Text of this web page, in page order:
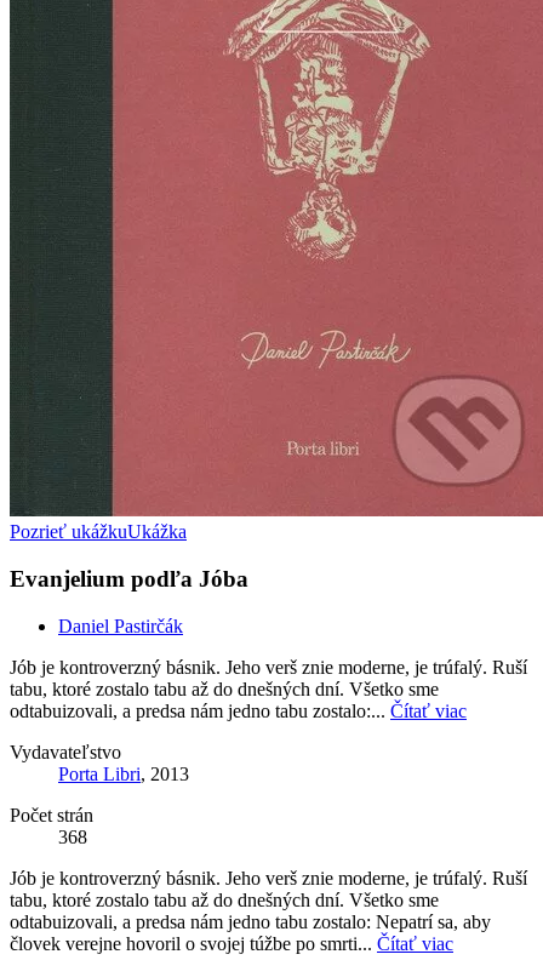
Pozrieť ukážkuUkážka
Evanjelium podľa Jóba
Daniel Pastirčák
Jób je kontroverzný básnik. Jeho verš znie moderne, je trúfalý. Ruší
tabu, ktoré zostalo tabu až do dnešných dní. Všetko sme
odtabuizovali, a predsa nám jedno tabu zostalo:... Čítať viac
Vydavateľstvo
Porta Libri, 2013
Počet strán
368
Jób je kontroverzný básnik. Jeho verš znie moderne, je trúfalý. Ruší
tabu, ktoré zostalo tabu až do dnešných dní. Všetko sme
odtabuizovali, a predsa nám jedno tabu zostalo: Nepatrí sa, aby
človek verejne hovoril o svojej túžbe po smrti... Čítať viac